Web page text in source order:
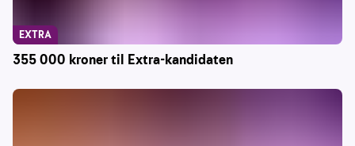
355 000 kroner til Extra-kandidaten
EXTRA